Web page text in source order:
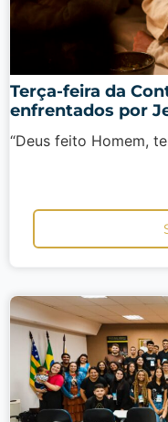
Terça-feira da
enfrentados por
“Deus feito Homem,